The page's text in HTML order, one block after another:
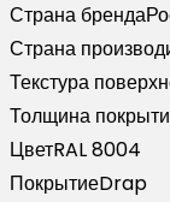
Страна бренда
Страна
Текстура
Толщина
ЦветRAL 8004
ПокрытиеDrap